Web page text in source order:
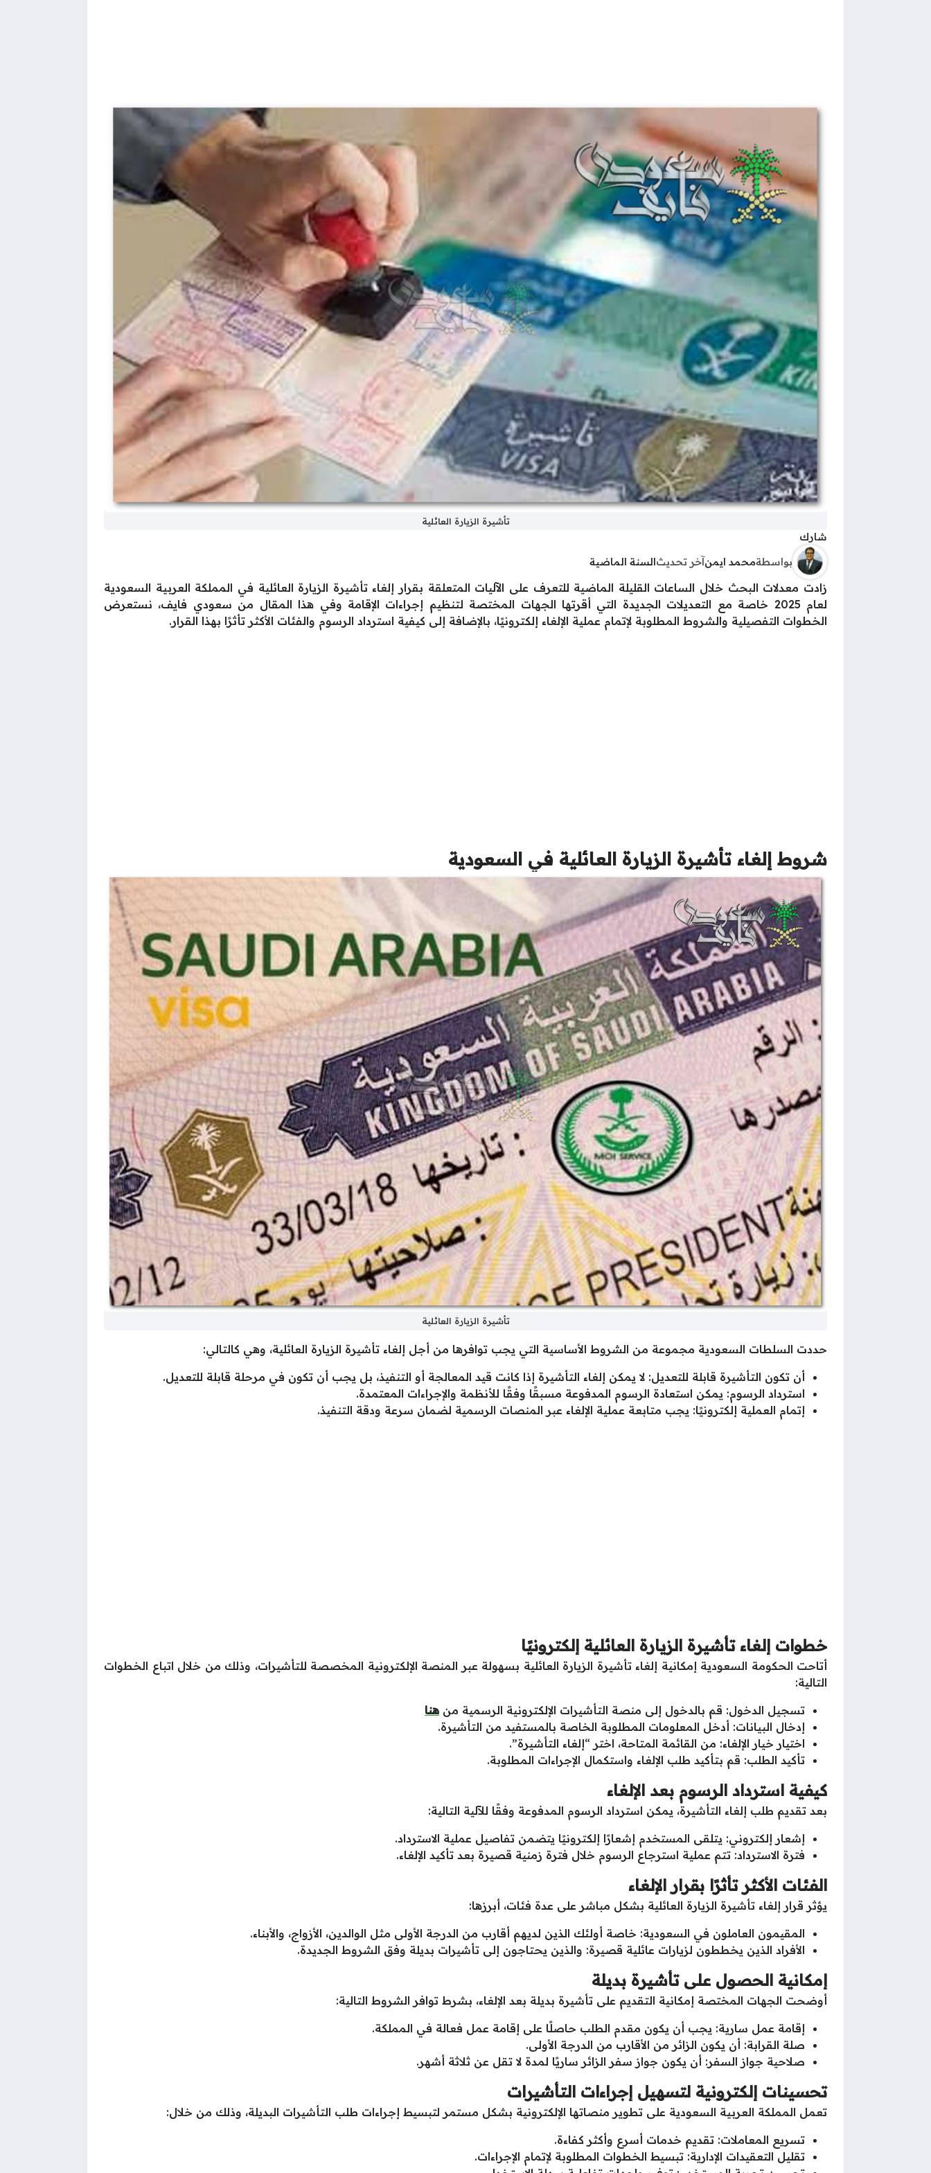
تأشيرة الزيارة العائلية
شارك
بواسطةمحمد ايمنآخر تحديثالسنة الماضية
زادت معدلات البحث خلال الساعات القليلة الماضية للتعرف على الآليات المتعلقة بقرار إلغاء تأشيرة الزيارة العائلية في المملكة العربية السعودية
لعام 2025 خاصة مع التعديلات الجديدة التي أقرتها الجهات المختصة لتنظيم إجراءات الإقامة وفي هذا المقال من سعودي فايف، نستعرض
الخطوات التفصيلية والشروط المطلوبة لإتمام عملية الإلغاء إلكترونيًا، بالإضافة إلى كيفية استرداد الرسوم والفئات الأكثر تأثرًا بهذا القرار.
شروط إلغاء تأشيرة الزيارة العائلية في السعودية
تأشيرة الزيارة العائلية
حددت السلطات السعودية مجموعة من الشروط الأساسية التي يجب توافرها من أجل إلغاء تأشيرة الزيارة العائلية، وهي كالتالي:
أن تكون التأشيرة قابلة للتعديل: لا يمكن إلغاء التأشيرة إذا كانت قيد المعالجة أو التنفيذ، بل يجب أن تكون في مرحلة قابلة للتعديل.
استرداد الرسوم: يمكن استعادة الرسوم المدفوعة مسبقًا وفقًا للأنظمة والإجراءات المعتمدة.
إتمام العملية إلكترونيًا: يجب متابعة عملية الإلغاء عبر المنصات الرسمية لضمان سرعة ودقة التنفيذ.
خطوات إلغاء تأشيرة الزيارة العائلية إلكترونيًا
أتاحت الحكومة السعودية إمكانية إلغاء تأشيرة الزيارة العائلية بسهولة عبر المنصة الإلكترونية المخصصة للتأشيرات، وذلك من خلال اتباع الخطوات
التالية:
تسجيل الدخول: قم بالدخول إلى منصة التأشيرات الإلكترونية الرسمية من هنا
إدخال البيانات: أدخل المعلومات المطلوبة الخاصة بالمستفيد من التأشيرة.
اختيار خيار الإلغاء: من القائمة المتاحة، اختر “إلغاء التأشيرة”.
تأكيد الطلب: قم بتأكيد طلب الإلغاء واستكمال الإجراءات المطلوبة.
كيفية استرداد الرسوم بعد الإلغاء
بعد تقديم طلب إلغاء التأشيرة، يمكن استرداد الرسوم المدفوعة وفقًا للآلية التالية:
إشعار إلكتروني: يتلقى المستخدم إشعارًا إلكترونيًا يتضمن تفاصيل عملية الاسترداد.
فترة الاسترداد: تتم عملية استرجاع الرسوم خلال فترة زمنية قصيرة بعد تأكيد الإلغاء.
الفئات الأكثر تأثرًا بقرار الإلغاء
يؤثر قرار إلغاء تأشيرة الزيارة العائلية بشكل مباشر على عدة فئات، أبرزها:
المقيمون العاملون في السعودية: خاصة أولئك الذين لديهم أقارب من الدرجة الأولى مثل الوالدين، الأزواج، والأبناء.
الأفراد الذين يخططون لزيارات عائلية قصيرة: والذين يحتاجون إلى تأشيرات بديلة وفق الشروط الجديدة.
إمكانية الحصول على تأشيرة بديلة
أوضحت الجهات المختصة إمكانية التقديم على تأشيرة بديلة بعد الإلغاء، بشرط توافر الشروط التالية:
إقامة عمل سارية: يجب أن يكون مقدم الطلب حاصلًا على إقامة عمل فعالة في المملكة.
صلة القرابة: أن يكون الزائر من الأقارب من الدرجة الأولى.
صلاحية جواز السفر: أن يكون جواز سفر الزائر ساريًا لمدة لا تقل عن ثلاثة أشهر.
تحسينات إلكترونية لتسهيل إجراءات التأشيرات
تعمل المملكة العربية السعودية على تطوير منصاتها الإلكترونية بشكل مستمر لتبسيط إجراءات طلب التأشيرات البديلة، وذلك من خلال:
تسريع المعاملات: تقديم خدمات أسرع وأكثر كفاءة.
تقليل التعقيدات الإدارية: تبسيط الخطوات المطلوبة لإتمام الإجراءات.